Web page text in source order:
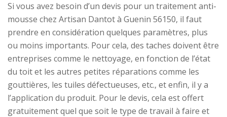
Si vous avez besoin d’un devis pour un traitement anti-
mousse chez Artisan Dantot à Guenin 56150, il faut
prendre en considération quelques paramètres, plus
ou moins importants. Pour cela, des taches doivent être
entreprises comme le nettoyage, en fonction de l’état
du toit et les autres petites réparations comme les
gouttières, les tuiles défectueuses, etc., et enfin, il y a
l’application du produit. Pour le devis, cela est offert
gratuitement quel que soit le type de travail à faire et